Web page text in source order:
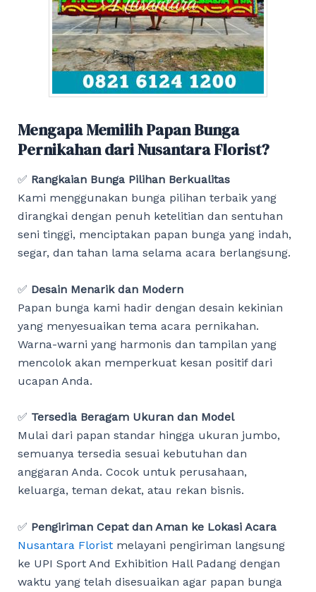
Mengapa Memilih Papan Bunga
Pernikahan dari Nusantara Florist?
✅ Rangkaian Bunga Pilihan Berkualitas
Kami menggunakan bunga pilihan terbaik yang
dirangkai dengan penuh ketelitian dan sentuhan
seni tinggi, menciptakan papan bunga yang indah,
segar, dan tahan lama selama acara berlangsung.
✅ Desain Menarik dan Modern
Papan bunga kami hadir dengan desain kekinian
yang menyesuaikan tema acara pernikahan.
Warna-warni yang harmonis dan tampilan yang
mencolok akan memperkuat kesan positif dari
ucapan Anda.
✅ Tersedia Beragam Ukuran dan Model
Mulai dari papan standar hingga ukuran jumbo,
semuanya tersedia sesuai kebutuhan dan
anggaran Anda. Cocok untuk perusahaan,
keluarga, teman dekat, atau rekan bisnis.
✅ Pengiriman Cepat dan Aman ke Lokasi Acara
Nusantara Floristmelayani pengiriman langsung
ke UPI Sport And Exhibition Hall Padang dengan
waktu yang telah disesuaikan agar papan bunga